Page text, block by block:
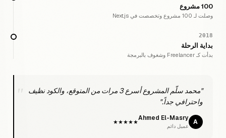
100 مشروع
وصلت لـ 100 مشروع وتخصصت في Next.js
2018
بداية الرحلة
بدأت كـ Freelancer وشغوف بالبرمجة
"محمد سلّم المشروع أسرع 3 مرات من المتوقع، والكود نظيف
واحترافي جداً."
A
Ahmed El-Masry
عميل دائم
★★★★★